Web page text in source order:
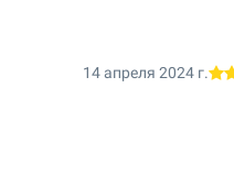
14 апреля 2024 г.